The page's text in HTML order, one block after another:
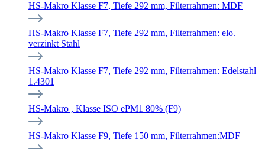
HS-Makro Klasse F7, Tiefe 292 mm, Filterrahmen: MDF
HS-Makro Klasse F7, Tiefe 292 mm, Filterrahmen: elo.
verzinkt Stahl
HS-Makro Klasse F7, Tiefe 292 mm, Filterrahmen: Edelstahl
1.4301
HS-Makro , Klasse ISO ePM1 80% (F9)
HS-Makro Klasse F9, Tiefe 150 mm, Filterrahmen:MDF